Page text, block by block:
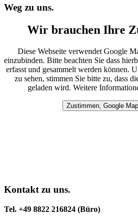
Weg zu uns.
Wir brauchen Ihre
Diese Webseite verwendet Google
einzubinden. Bitte beachten Sie dass
erfasst und gesammelt werden können.
zu sehen, stimmen Sie bitte zu, dass
geladen wird. Weitere
Kontakt zu uns.
Tel. +49 8822 216824 (Büro)